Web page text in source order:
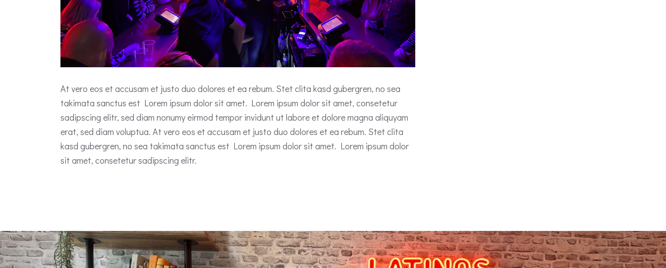
At vero eos et accusam et justo duo dolores et ea rebum. Stet clita kasd gubergren, no sea
takimata sanctus est Lorem ipsum dolor sit amet. Lorem ipsum dolor sit amet, consetetur
sadipscing elitr, sed diam nonumy eirmod tempor invidunt ut labore et dolore magna aliquyam
erat, sed diam voluptua. At vero eos et accusam et justo duo dolores et ea rebum. Stet clita
kasd gubergren, no sea takimata sanctus est Lorem ipsum dolor sit amet. Lorem ipsum dolor
sit amet, consetetur sadipscing elitr.